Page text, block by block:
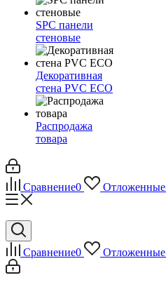
SPC панели
стеновые
Декоративная
стена PVC ECO
Распродажа
товара
Сравнение0 Отложенные
Сравнение0 Отложенные